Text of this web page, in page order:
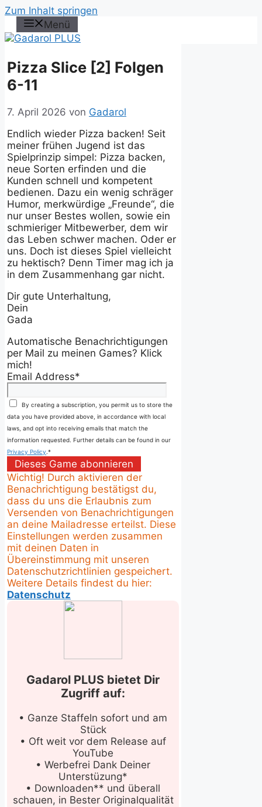
Zum Inhalt springen
Menü
Pizza Slice [2] Folgen
6-11
7. April 2026 von Gadarol
Endlich wieder Pizza backen! Seit
meiner frühen Jugend ist das
Spielprinzip simpel: Pizza backen,
neue Sorten erfinden und die
Kunden schnell und kompetent
bedienen. Dazu ein wenig schräger
Humor, merkwürdige „Freunde“, die
nur unser Bestes wollen, sowie ein
schmieriger Mitbewerber, dem wir
das Leben schwer machen. Oder er
uns. Doch ist dieses Spiel vielleicht
zu hektisch? Denn Timer mag ich ja
in dem Zusammenhang gar nicht.
Dir gute Unterhaltung,
Dein
Gada
Automatische Benachrichtigungen
per Mail zu meinen Games? Klick
mich!
Email Address*
By creating a subscription, you permit us to store the
data you have provided above, in accordance with local
laws, and opt into receiving emails that match the
information requested. Further details can be found in our
Privacy Policy.*
Dieses Game abonnieren
Wichtig! Durch aktivieren der
Benachrichtigung bestätigst du,
dass du uns die Erlaubnis zum
Versenden von Benachrichtigungen
an deine Mailadresse erteilst. Diese
Einstellungen werden zusammen
mit deinen Daten in
Übereinstimmung mit unseren
Datenschutzrichtlinien gespeichert.
Weitere Details findest du hier:
Datenschutz
Gadarol PLUS bietet Dir
Zugriff auf:
• Ganze Staffeln sofort und am
Stück
• Oft weit vor dem Release auf
YouTube
• Werbefrei Dank Deiner
Unterstüzung*
• Downloaden** und überall
schauen, in Bester Originalqualität